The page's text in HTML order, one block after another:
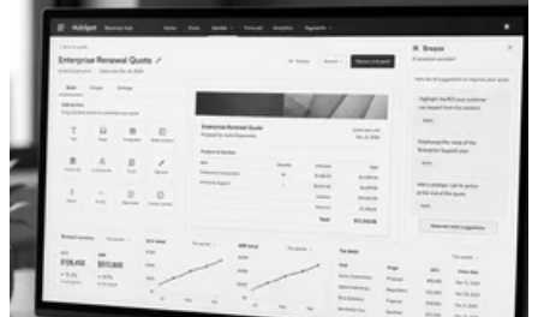
pour une bonne partie de vos usages, mesurer une ouverture
suppose désormais le consentement du destinataire.